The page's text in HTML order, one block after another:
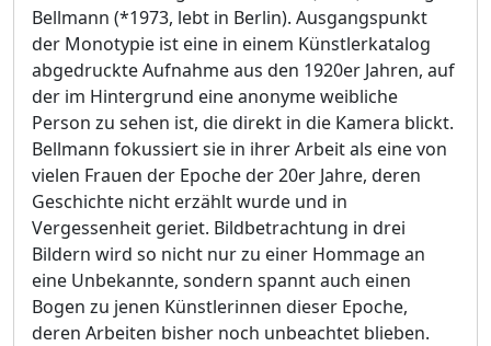
Bellmann (*1973, lebt in Berlin). Ausgangspunkt
der Monotypie ist eine in einem Künstlerkatalog
abgedruckte Aufnahme aus den 1920er Jahren, auf
der im Hintergrund eine anonyme weibliche
Person zu sehen ist, die direkt in die Kamera blickt.
Bellmann fokussiert sie in ihrer Arbeit als eine von
vielen Frauen der Epoche der 20er Jahre, deren
Geschichte nicht erzählt wurde und in
Vergessenheit geriet. Bildbetrachtung in drei
Bildern wird so nicht nur zu einer Hommage an
eine Unbekannte, sondern spannt auch einen
Bogen zu jenen Künstlerinnen dieser Epoche,
deren Arbeiten bisher noch unbeachtet blieben.